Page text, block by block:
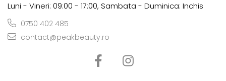
Luni - Vineri: 09:00 - 17:00, Sambata - Duminica: Inchis
0750 402 485
contact@peakbeauty.ro